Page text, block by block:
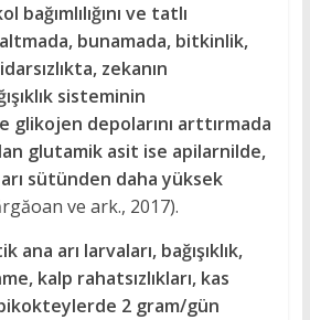
bağımlılığını ve tatlı
bunamada, bitkinlik,
zekanın
sisteminin
glikojen depolarını arttırmada
glutamik asit ise apilarnilde,
arı sütünden daha yüksek
ve ark., 2017).
arı larvaları, bağışıklık,
kalp rahatsızlıkları, kas
2 gram/gün